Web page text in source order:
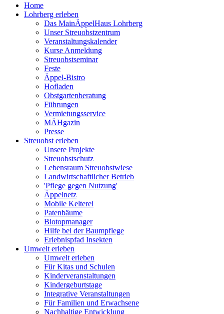
Home
Lohrberg erleben
Das MainÄppelHaus Lohrberg
Unser Streuobstzentrum
Veranstaltungskalender
Kurse Anmeldung
Streuobstseminar
Feste
Äppel-Bistro
Hofladen
Obstgartenberatung
Führungen
Vermietungsservice
MÄHgazin
Presse
Streuobst erleben
Unsere Projekte
Streuobstschutz
Lebensraum Streuobstwiese
Landwirtschaftlicher Betrieb
'Pflege gegen Nutzung'
Äppelnetz
Mobile Kelterei
Patenbäume
Biotopmanager
Hilfe bei der Baumpflege
Erlebnispfad Insekten
Umwelt erleben
Umwelt erleben
Für Kitas und Schulen
Kinderveranstaltungen
Kindergeburtstage
Integrative Veranstaltungen
Für Familien und Erwachsene
Nachhaltige Entwicklung